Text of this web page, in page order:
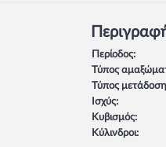
Περίοδος:
Τύπος
Τύπος
Ισχύς:
Κυβισμός:
Κύλινδροι: